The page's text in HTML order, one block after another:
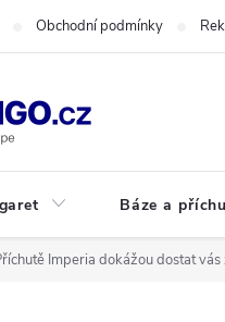
Obchodní podmínky
Báze a
Imperia dokážou dostat